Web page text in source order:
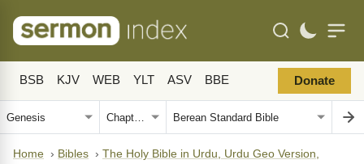
BSB KJV WEB YLT ASV BBE Donate
Home › Bibles › The Holy Bible in Urdu, Urdu Geo Version,